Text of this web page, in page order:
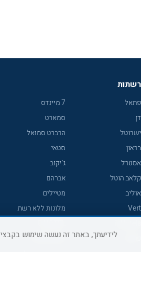
רשתות
פתאל
דן
ישרוטל
בראון
אסטרל
קלאב הוטל
אוליב
Vert
7 מיינדס
סמארט
הרברט סמואל
סטאי
ג'יקוב
אברהם
מטיילים
מלונות ללא רשת
קראון פלאזה
לידיעתך, באתר זה נעשה שימוש בקבצי Cookies המשך גלישה באתר מהווה הסכמה לשימוש זה, למידע נוסף ניתן לעיין